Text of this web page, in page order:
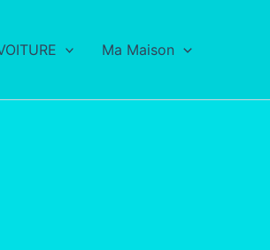
Ma Maison